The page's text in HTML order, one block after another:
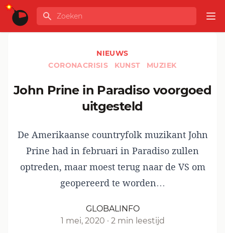
Ga naar de inhoud
GLOBALINFO
Zoeken
NIEUWS
CORONACRISIS
KUNST MUZIEK
John Prine in Paradiso voorgoed
uitgesteld
De Amerikaanse countryfolk muzikant John
Prine had in februari in Paradiso zullen
optreden, maar moest terug naar de VS om
geopereerd te worden…
GLOBALINFO
1 mei, 2020 · 2 min leestijd